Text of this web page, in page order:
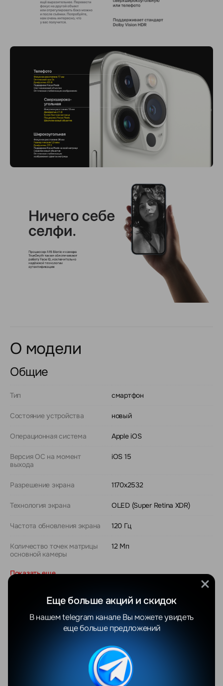
О модели
Общие
Тип смартфон
Состояние устройства новый
Операционная система Apple iOS
Версия ОС на момент
выхода
iOS 15
Разрешение экрана 1170x2532
Технология экрана OLED (Super Retina XDR)
Частота обновления экрана 120 Гц
Количество точек матрицы
основной камеры
12 Мп
Показать еще
ОтзывыВсе отзывы
Валентина Яцушкевич
Еще больше акций и скидок
В нашем telegram канале Вы можете увидеть
еще больше предложений